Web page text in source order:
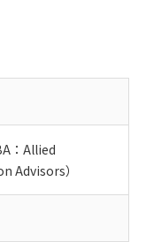
：Allied
Advisors）